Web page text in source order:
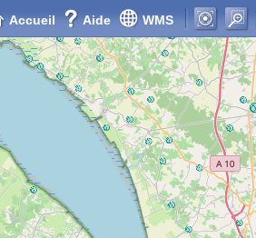
Accueil Aide WMS